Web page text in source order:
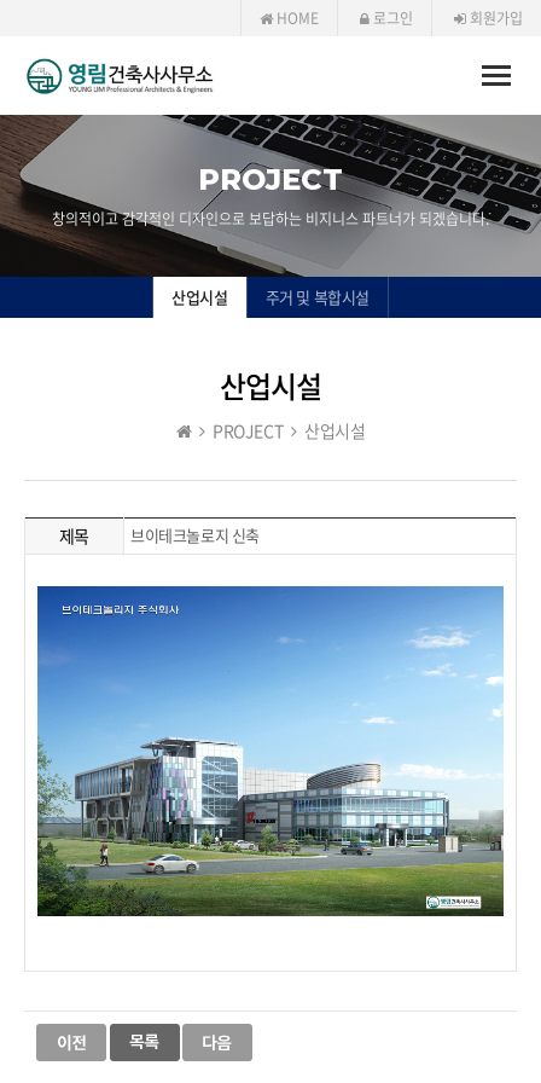
HOME 로그인 회원가입
Toggle
PROJECT
창의적이고 감각적인 디자인으로 보답하는 비지니스 파트너가 되겠습니다.
산업시설 주거 및 복합시설
산업시설
PROJECT 산업시설
제목 브이테크놀로지 신축